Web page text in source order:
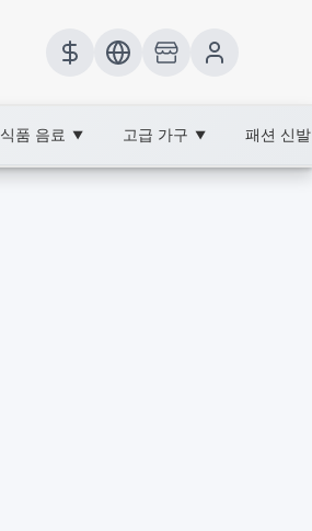
식품 음료 ▼ 고급 가구 ▼ 패션 신